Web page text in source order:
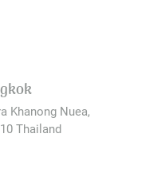
Khanong Nuea,
Thailand